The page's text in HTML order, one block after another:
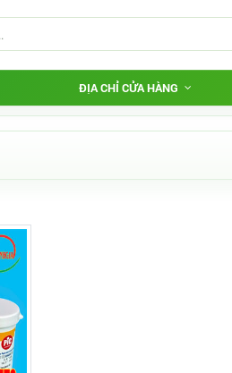
ĐỊA CHỈ CỬA HÀNG